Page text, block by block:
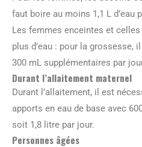
faut boire au moins 1,1 L d’eau
Les femmes enceintes et
plus d’eau : pour la grossesse,
300 mL supplémentaires par
Durant l’allaitement maternel
Durant l’allaitement, il est
apports en eau de base avec
soit 1,8 litre par jour.
Personnes âgées